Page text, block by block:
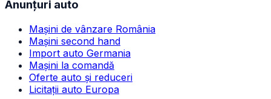
Anunțuri auto
Mașini de vânzare România
Mașini second hand
Import auto Germania
Mașini la comandă
Oferte auto și reduceri
Licitații auto Europa